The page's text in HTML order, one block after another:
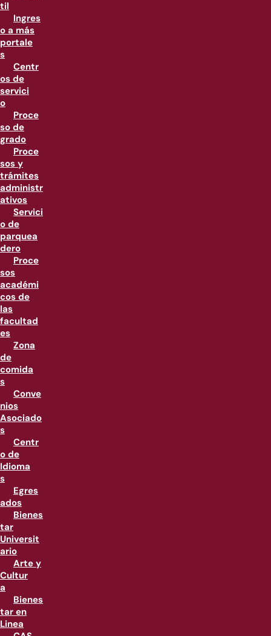
til
Ingres
o a más
portale
s
Centr
os de
servici
o
Proce
so de
grado
Proce
sos y
trámites
administr
ativos
Servici
o de
parquea
dero
Proce
sos
académi
cos de
las
facultad
es
Zona
de
comida
s
Conve
nios
Asociado
s
Centr
o de
Idioma
s
Egres
ados
Bienes
tar
Universit
ario
Arte y
Cultur
a
Bienes
tar en
Linea